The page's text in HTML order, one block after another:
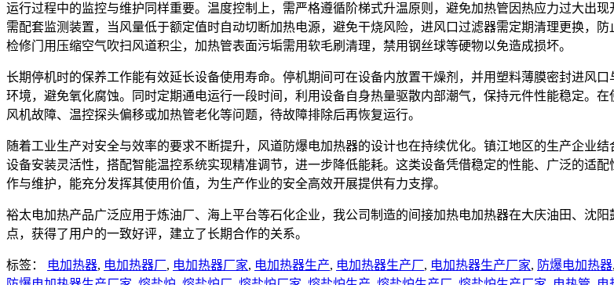
运行过程中的监控与维护同样重要。温度控制上，需严格遵循阶梯式升温原则，避免加热管因热应力过大出
需配套监测装置，当风量低于额定值时自动切断加热电源，避免干烧风险，进风口过滤器需定期清理更换，
检修门用压缩空气吹扫风道积尘，加热管表面污垢需用软毛刷清理，禁用钢丝球等硬物以免造成损坏。
长期停机时的保养工作能有效延长设备使用寿命。停机期间可在设备内放置干燥剂，并用塑料薄膜密封进风
环境，避免氧化腐蚀。同时定期通电运行一段时间，利用设备自身热量驱散内部潮气，保持元件性能稳定。
风机故障、温控探头偏移或加热管老化等问题，待故障排除后再恢复运行。
随着工业生产对安全与效率的要求不断提升，风道防爆电加热器的设计也在持续优化。镇江地区的生产企业
设备安装灵活性，搭配智能温控系统实现精准调节，进一步降低能耗。这类设备凭借稳定的性能、广泛的适
作与维护，能充分发挥其使用价值，为生产作业的安全高效开展提供有力支撑。
裕太电加热产品广泛应用于炼油厂、海上平台等石化企业，我公司制造的间接加热电加热器在大庆油田、沈
点，获得了用户的一致好评，建立了长期合作的关系。
标签： 电加热器, 电加热器厂, 电加热器厂家, 电加热器生产, 电加热器生产厂, 电加热器生产厂家, 防爆电加热器,